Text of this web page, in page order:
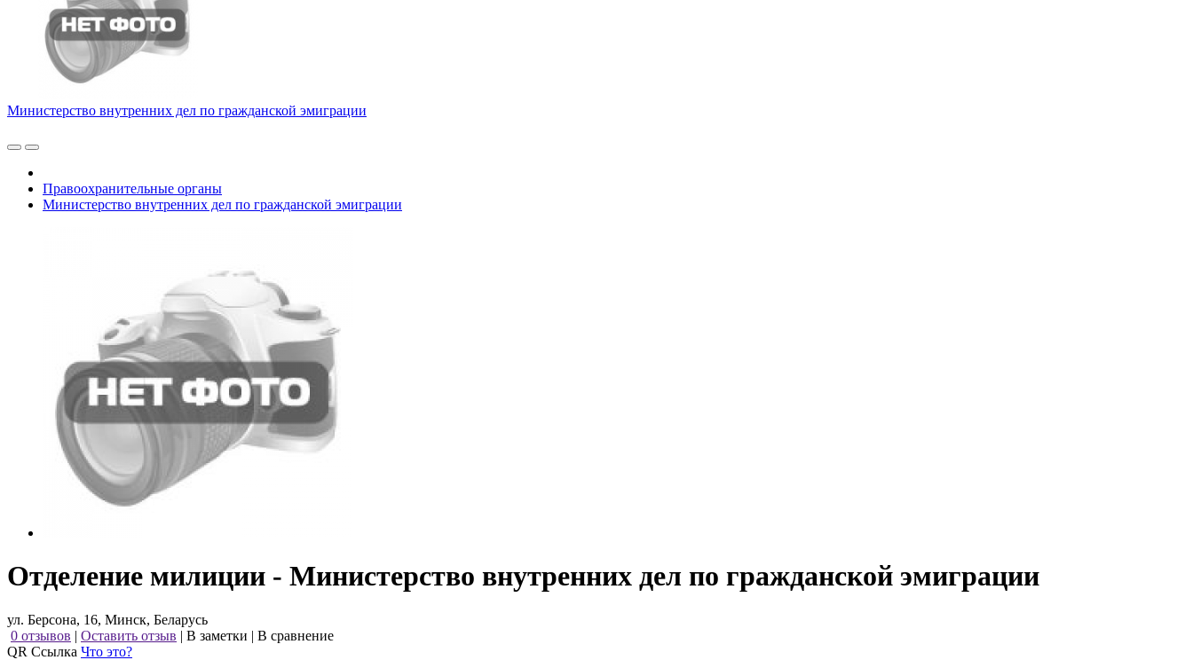
Министерство внутренних дел по гражданской эмиграции
Правоохранительные органы
Министерство внутренних дел по гражданской эмиграции
Отделение милиции - Министерство внутренних дел по гражданской эмиграции
ул. Берсона, 16, Минск, Беларусь
0 отзывов | Оставить отзыв | В заметки | В сравнение
QR Ссылка Что это?